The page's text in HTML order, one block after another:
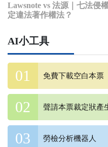
Lawsnote vs 法源｜七法侵
定違法著作權法？
AI小工具
免費下載空白本票
聲請本票裁定狀產
勞檢分析機器人